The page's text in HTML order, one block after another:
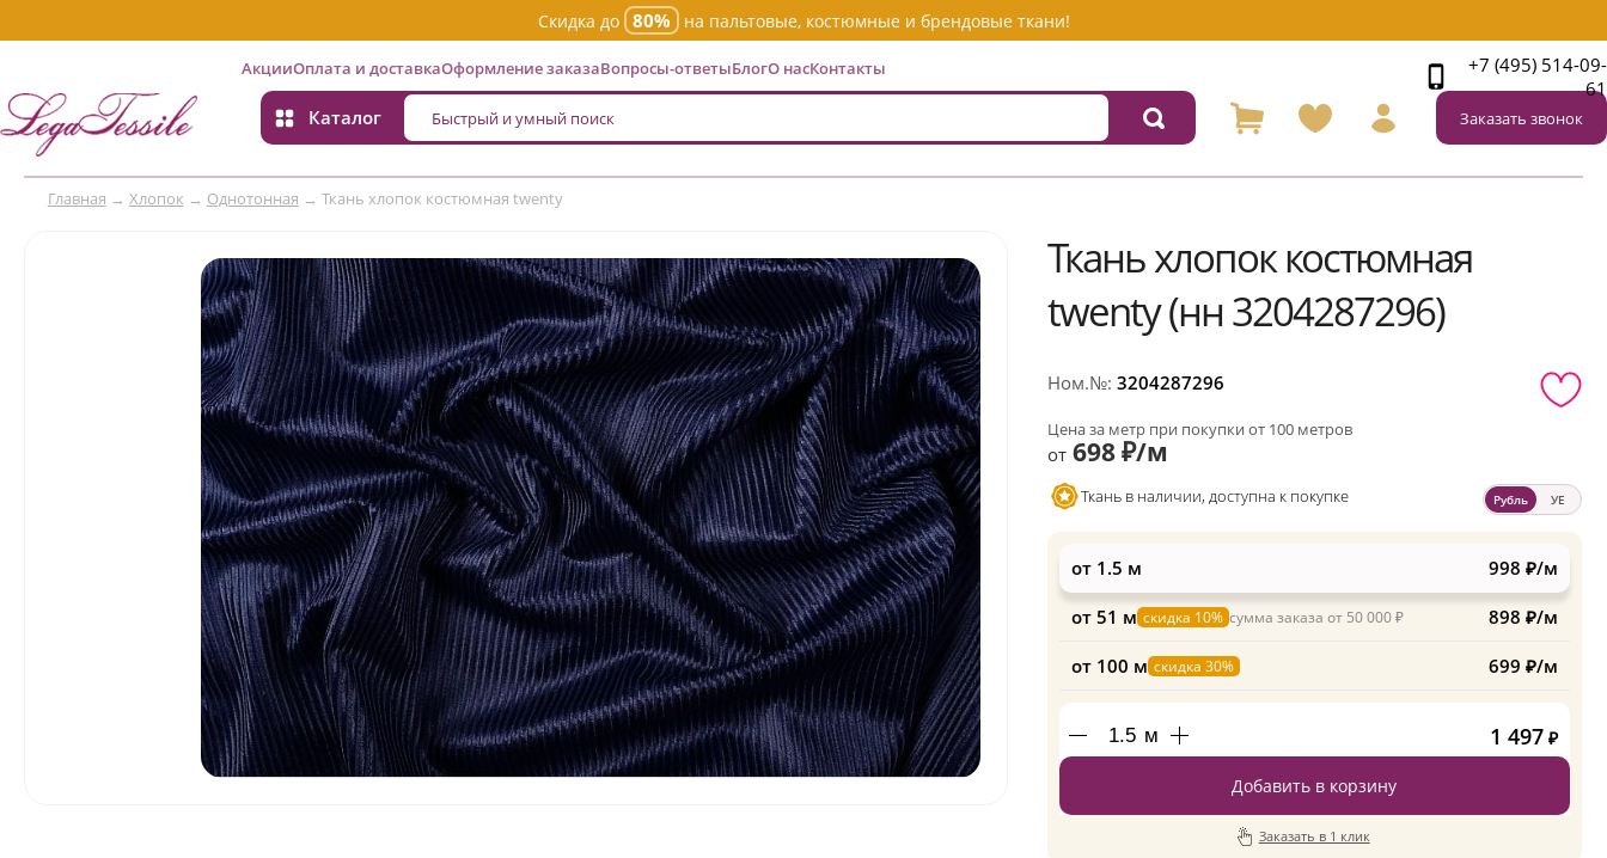
Скидка до 80% на пальтовые, костюмные и брендовые ткани!
АкцииОплата и доставкаОформление заказаВопросы-ответыБлогО насКонтакты
Каталог
+7 (495) 514-09-
61
Заказать звонок
Главная → Хлопок → Однотонная → Ткань хлопок костюмная twenty
Ткань хлопок костюмная
twenty (нн 3204287296)
Ном.№: 3204287296
Цена за метр при покупки от 100 метров
от698 ₽/м
Ткань в наличии, доступна к покупке Рубль УЕ
от 1.5 м 998 ₽/м
от 51 м скидка 10% сумма заказа от 50 000 ₽ 898 ₽/м
от 100 м скидка 30% 699 ₽/м
м 1 497 ₽
Добавить в корзину
Заказать в 1 клик